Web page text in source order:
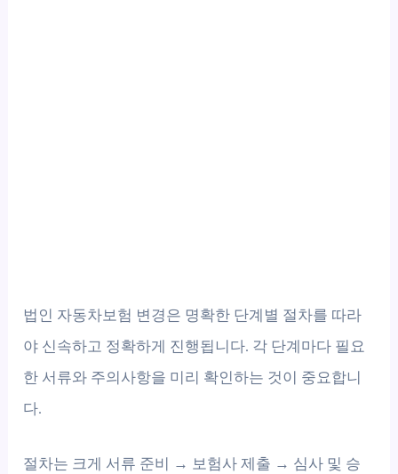
법인 자동차보험 변경은 명확한 단계별 절차를 따라
야 신속하고 정확하게 진행됩니다. 각 단계마다 필요
한 서류와 주의사항을 미리 확인하는 것이 중요합니
다.
절차는 크게 서류 준비 → 보험사 제출 → 심사 및 승